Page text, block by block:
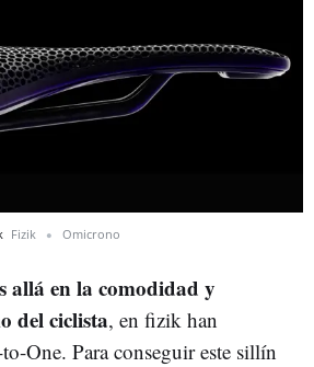
Fizik Omicrono
allá en la comodidad y
del ciclista, en fizik han
One. Para conseguir este sillín